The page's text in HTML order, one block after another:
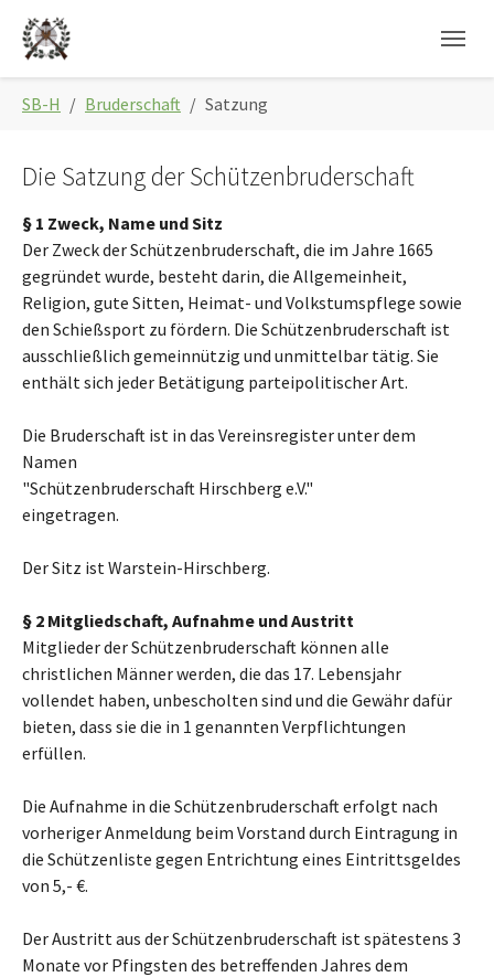
Skip to main navigation
Zum Hauptinhalt springen
Skip to page footer
SB-H Bruderschaft Satzung
Die Satzung der Schützenbruderschaft
§ 1 Zweck, Name und Sitz
Der Zweck der Schützenbruderschaft, die im Jahre 1665
gegründet wurde, besteht darin, die Allgemeinheit,
Religion, gute Sitten, Heimat- und Volkstumspflege sowie
den Schießsport zu fördern. Die Schützenbruderschaft ist
ausschließlich gemeinnützig und unmittelbar tätig. Sie
enthält sich jeder Betätigung parteipolitischer Art.
Die Bruderschaft ist in das Vereinsregister unter dem
Namen
"Schützenbruderschaft Hirschberg e.V."
eingetragen.
Der Sitz ist Warstein-Hirschberg.
§ 2 Mitgliedschaft, Aufnahme und Austritt
Mitglieder der Schützenbruderschaft können alle
christlichen Männer werden, die das 17. Lebensjahr
vollendet haben, unbescholten sind und die Gewähr dafür
bieten, dass sie die in 1 genannten Verpflichtungen
erfüllen.
Die Aufnahme in die Schützenbruderschaft erfolgt nach
vorheriger Anmeldung beim Vorstand durch Eintragung in
die Schützenliste gegen Entrichtung eines Eintrittsgeldes
von 5,- €.
Der Austritt aus der Schützenbruderschaft ist spätestens 3
Monate vor Pfingsten des betreffenden Jahres dem